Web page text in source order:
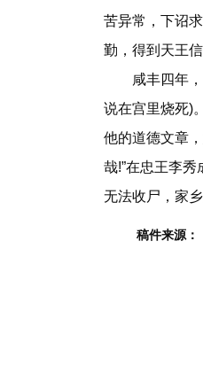
苦异常，下诏
勤，得到天王
咸丰四年，
说在宫里烧死)
他的道德文章
哉!”在忠王李
无法收尸，家
稿件来源：